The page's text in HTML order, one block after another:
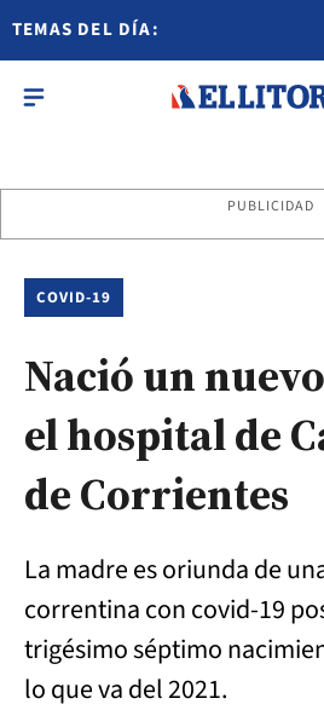
TEMAS DEL DÍA:
PUBLICIDAD
COVID-19
Nació un
el hospital de
de Corrientes
La madre es oriunda de
correntina con covid-19
trigésimo séptimo
lo que va del 2021.